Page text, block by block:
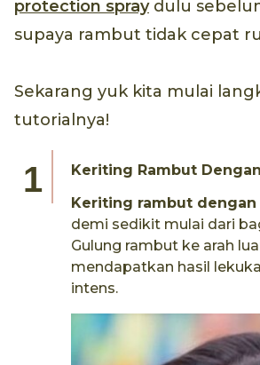
protection spraydulu
supaya rambut tidak cepat
Sekarang yuk kita mulai
tutorialnya!
Keriting Rambut
Keriting rambut dengan
demi sedikit mulai dari
Gulung rambut ke arah
mendapatkan hasil
intens.